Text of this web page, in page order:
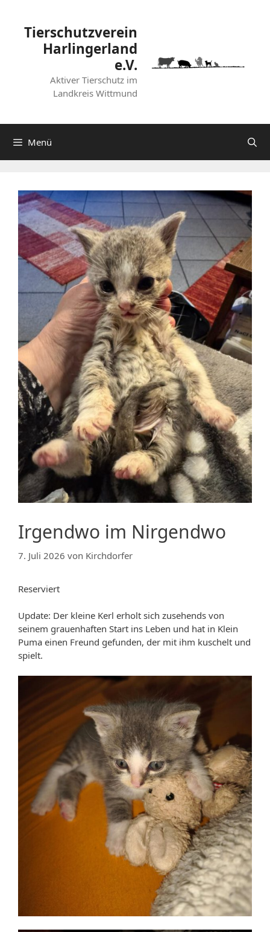
springenTierschutzverein
Harlingerland
e.V.
Aktiver Tierschutz im
Landkreis Wittmund
Menü
Irgendwo im Nirgendwo
7. Juli 2026 von Kirchdorfer
Reserviert
Update: Der kleine Kerl erholt sich zusehends von
seinem grauenhaften Start ins Leben und hat in Klein
Puma einen Freund gefunden, der mit ihm kuschelt und
spielt.